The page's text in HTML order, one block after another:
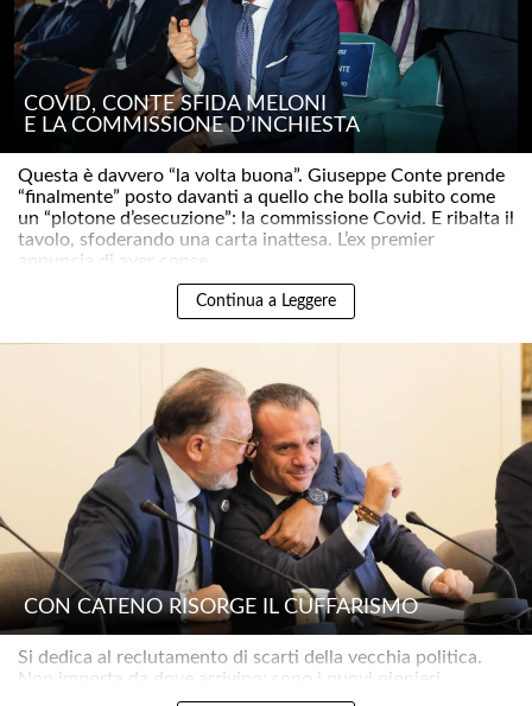
COVID, CONTE SFIDA MELONI
E LA COMMISSIONE D’INCHIESTA
Questa è davvero “la volta buona”. Giuseppe Conte prende
“finalmente” posto davanti a quello che bolla subito come
un “plotone d’esecuzione”: la commissione Covid. E ribalta il
tavolo, sfoderando una carta inattesa. L’ex premier
annuncia di aver conse..
Continua a Leggere
CON CATENO RISORGE IL CUFFARISMO
Si dedica al reclutamento di scarti della vecchia politica.
Non importa da dove arrivino: sono i nuovi pionieri..